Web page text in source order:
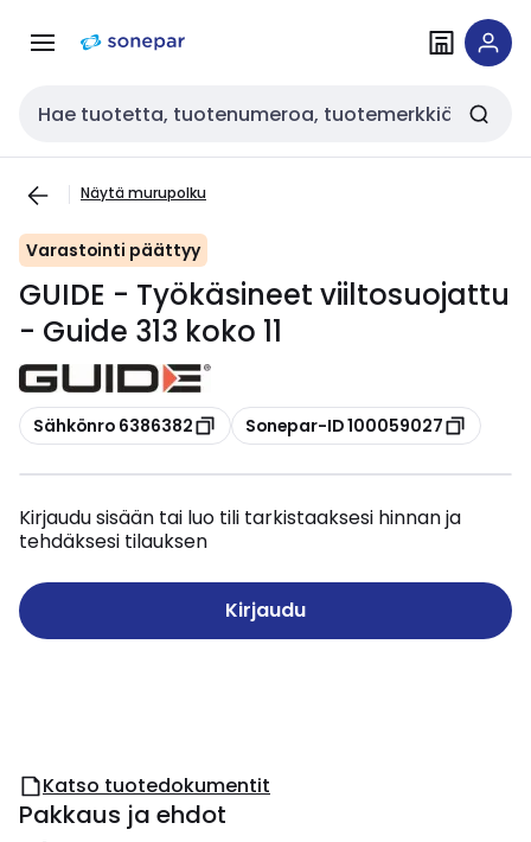
navigointiinsisältöön
Haku
Näytä murupolku
Varastointi päättyy
GUIDE - Työkäsineet viiltosuojattu
- Guide 313 koko 11
Kopioi
Sähkönro 6386382 Kopioi
Sonepar-ID 100059027
Kirjaudu sisään tai luo tili tarkistaaksesi hinnan ja
tehdäksesi tilauksen
Kirjaudu
Katso tuotedokumentit
Pakkaus ja ehdot